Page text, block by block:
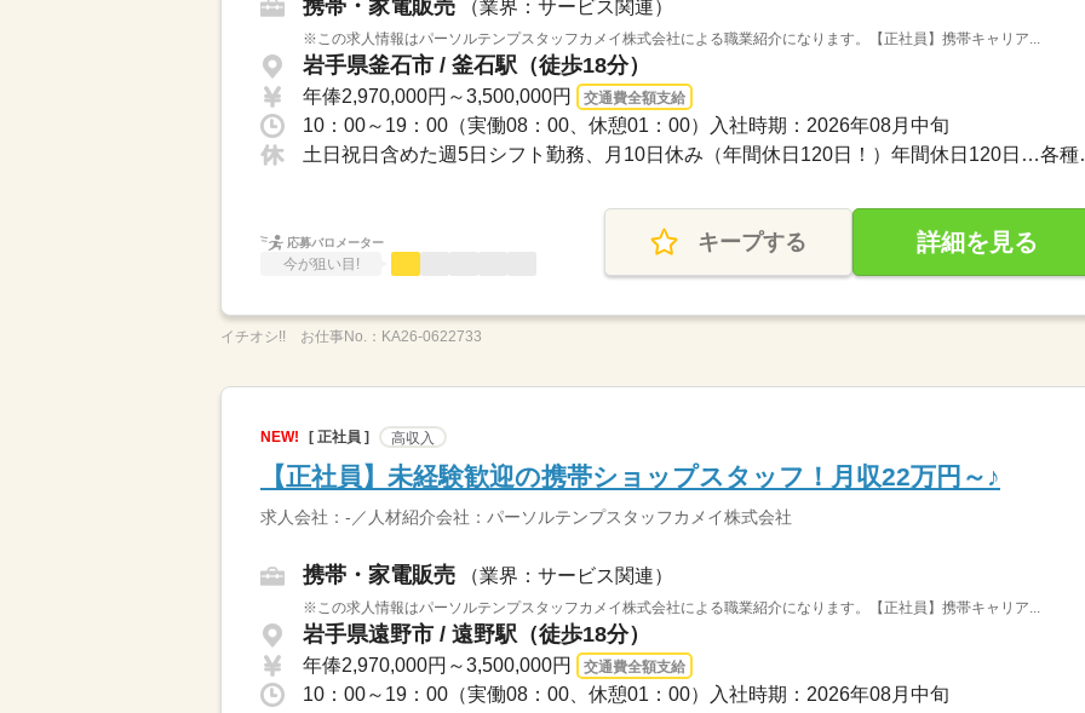
携帯・家電販売 （業界：サービス関連）
※この求人情報はパーソルテンプスタッフカメイ株式会社による職業紹介になります。【正社員】携帯キャリア...
岩手県釜石市 / 釜石駅（徒歩18分）
年俸2,970,000円～3,500,000円 交通費全額支給
10：00～19：00（実働08：00、休憩01：00）入社時期：2026年08月中旬
土日祝日含
応募バロメーター
今が狙い目!
キープする 詳細を見る
イチオシ!! お仕事No.： KA26-0622733
NEW! [ 正社員 ] 高収入
【正社員】未経験歓迎の携帯ショップスタッフ！月収22万円～♪
求人会社：-／人材紹介会社：パーソルテンプスタッフカメイ株式会社
携帯・家電販売 （業界：サービス関連）
※この求人情報はパーソルテンプスタッフカメイ株式会社による職業紹介になります。【正社員】携帯キャリア...
岩手県遠野市 / 遠野駅（徒歩18分）
年俸2,970,000円～3,500,000円 交通費全額支給
10：00～19：00（実働08：00、休憩01：00）入社時期：2026年08月中旬